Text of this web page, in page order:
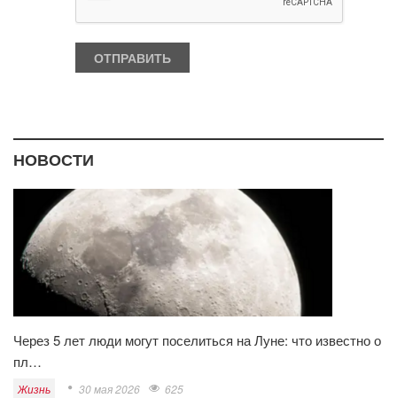
НОВОСТИ
Через 5 лет люди могут поселиться на Луне: что известно о
пл…
Жизнь 30 мая 2026 625